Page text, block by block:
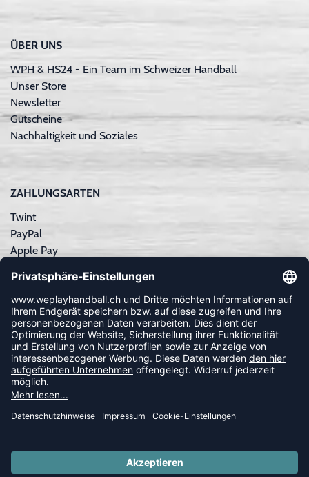
ÜBER UNS
WPH & HS24 - Ein Team im Schweizer Handball
Unser Store
Newsletter
Gutscheine
Nachhaltigkeit und Soziales
ZAHLUNGSARTEN
Twint
PayPal
Apple Pay
Kreditkarte
Rechnungskauf
NEWSLETTER
FOLLOW US